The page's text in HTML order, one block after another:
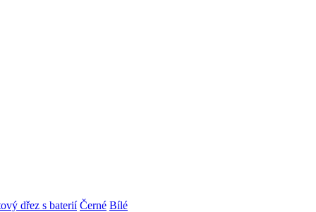
dřez s baterií Černé Bílé